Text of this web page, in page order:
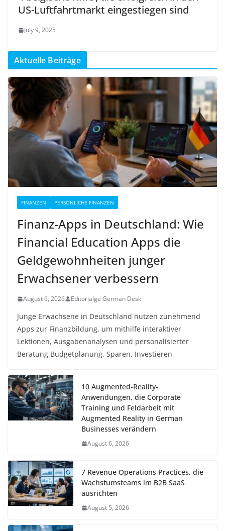
US-Luftfahrtmarkt eingestiegen sind
July 9, 2025
Aktuelle Beiträge
FINANZEN PERSÖNLICHE FINANZEN
Finanz-Apps in Deutschland: Wie
Financial Education Apps die
Geldgewohnheiten junger
Erwachsener verbessern
August 6, 2026 Editorialge German Desk
Junge Erwachsene in Deutschland nutzen zunehmend
Apps zur Finanzbildung, um mithilfe interaktiver
Lektionen, Ausgabenanalysen und personalisierter
Beratung Budgetplanung, Sparen, Investieren,
10 Augmented-Reality-
Anwendungen, die Corporate
Training und Feldarbeit mit
Augmented Reality in German
Businesses verändern
August 6, 2026
7 Revenue Operations Practices, die
Wachstumsteams im B2B SaaS
ausrichten
August 5, 2026